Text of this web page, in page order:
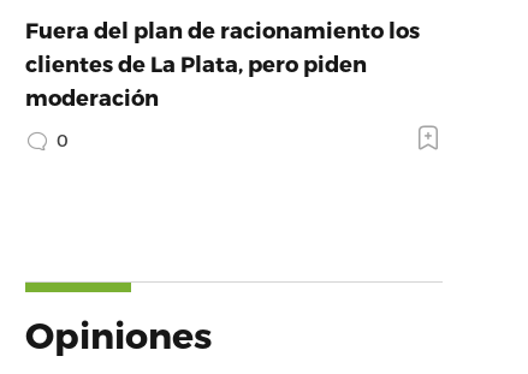
Fuera del plan de racionamiento los
clientes de La Plata, pero piden
moderación
0
Opiniones